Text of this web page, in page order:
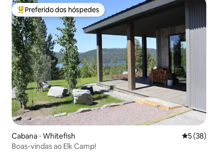
Entre os melhores preferidos dos hóspedes
Preferido dos hóspedes
Cabana ⋅ Whitefish 5 de uma
5 (38)
Boas-vindas ao Elk Camp!